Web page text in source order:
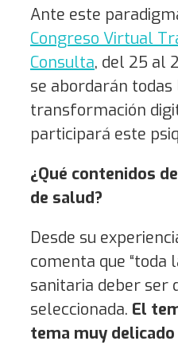
Ante este
Congreso Virtual
Consulta, del 25 al
se abordarán
transformación
participará este
¿Qué contenidos
de salud?
Desde su
comenta que “toda
sanitaria deber ser
seleccionada. El
tema muy